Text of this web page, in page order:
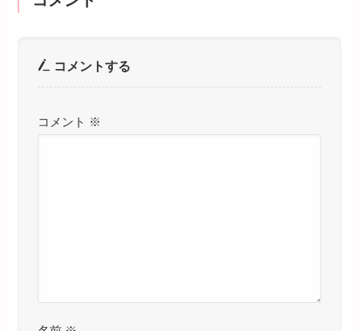
コメントする
コメント ※